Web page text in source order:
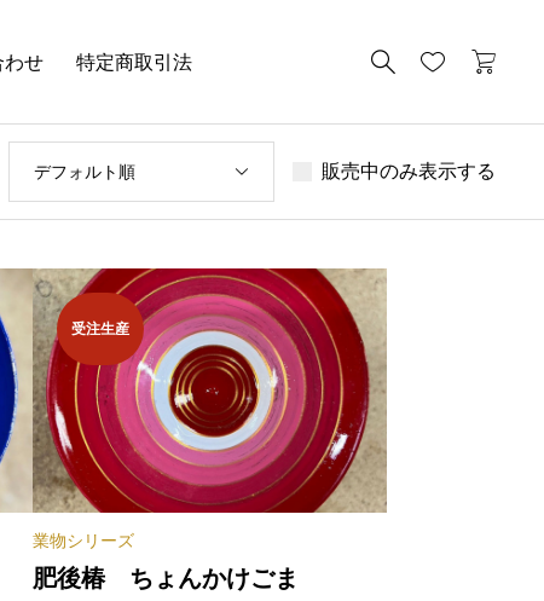
わせ 特定商取引法
デフォルト順 販売中のみ表示する
受注生産
業物シリーズ
肥後椿 ちょんかけごま